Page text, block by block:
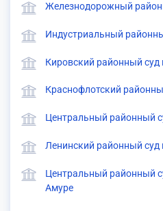
Железнодорожный
Индустриальный
Кировский районный суд
Краснофлотский
Центральный районный
Ленинский районный
Центральный районный
Амуре